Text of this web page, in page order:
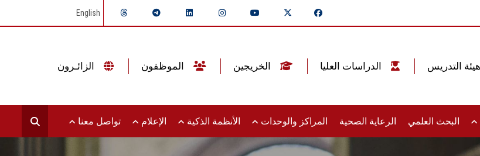
English
البحث العلمي الرعاية الصحية المراكز والوحدات الأنظمة الذكية الإعلام تواصل معنا